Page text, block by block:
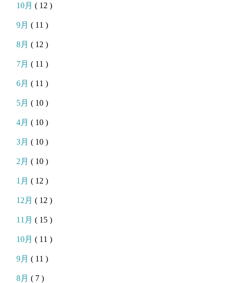
10月( 12 )
9月( 11 )
8月( 12 )
7月( 11 )
6月( 11 )
5月( 10 )
4月( 10 )
3月( 10 )
2月( 10 )
1月( 12 )
12月( 12 )
11月( 15 )
10月( 11 )
9月( 11 )
8月( 7 )